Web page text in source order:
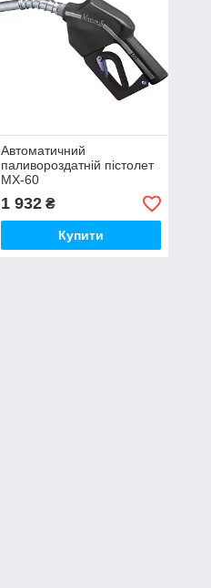
Автоматичний
паливороздатній пістолет
MX-60
1 932₴
Купити